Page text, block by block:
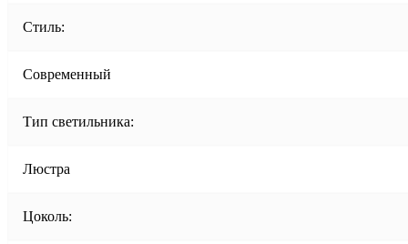
Стиль:
Современный
Тип светильника:
Люстра
Цоколь: